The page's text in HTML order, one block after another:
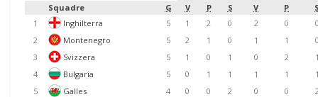
Squadre
G V P S V P
1
Inghilterra 5 1 2 0 2 0
2
Montenegro 5 2 1 0 1 1
3
Svizzera 5 1 0 1 0 2
4
Bulgaria 5 0 1 1 1 1
5
Galles 4 0 0 2 0 0